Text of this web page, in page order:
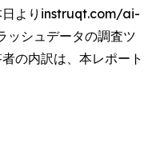
日よりinstruqt.com/ai-
シュデータの調査ツ
の内訳は、本レポート